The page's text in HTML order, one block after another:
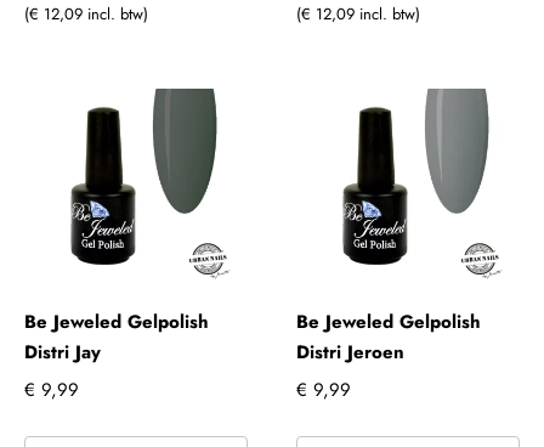
(€ 12,09 incl. btw) (€ 12,09 incl. btw)
Be Jeweled Gelpolish
Distri Jay
€ 9,99
Be Jeweled Gelpolish
Distri Jeroen
€ 9,99